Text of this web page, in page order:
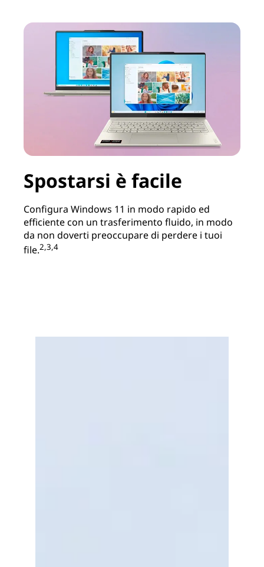
Spostarsi è facile
Configura Windows 11 in modo rapido ed
efficiente con un trasferimento fluido, in modo
da non doverti preoccupare di perdere i tuoi
file.2,3,4